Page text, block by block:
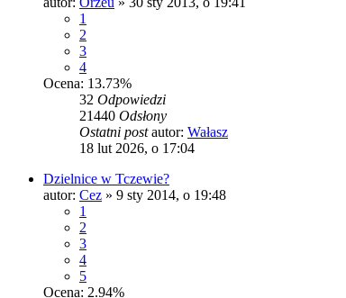
1
2
3
4
Ocena: 13.73%
32 Odpowiedzi
21440 Odsłony
Ostatni postautor: Wałasz
18 lut 2026, o 17:04
Dzielnice w Tczewie?
autor: Cez » 9 sty 2014, o 19:48
1
2
3
4
5
Ocena: 2.94%